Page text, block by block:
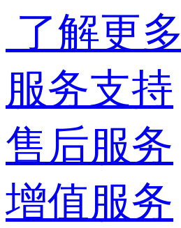
了解更多
服务支持
售后服务
增值服务